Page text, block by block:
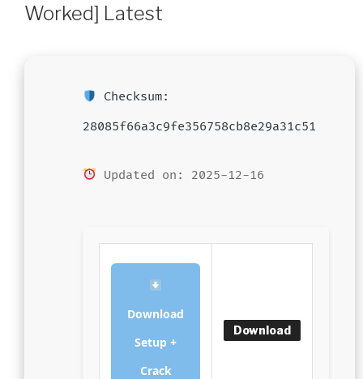
Worked] Latest
Checksum:
28085f66a3c9fe356758cb8e29a31c51
Updated on: 2025-12-16
Download
Setup +
Crack
Download